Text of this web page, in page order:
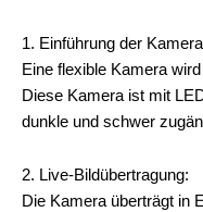
1. Einführung der
Eine flexible Kamera
Diese Kamera ist mit
dunkle und schwer
2. Live-Bildübertragung:
Die Kamera überträgt in